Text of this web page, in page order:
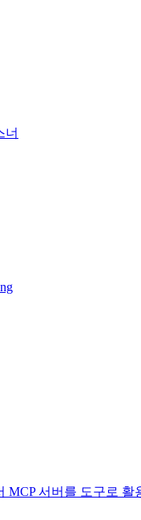
너
MCP 서버를 도구로 활